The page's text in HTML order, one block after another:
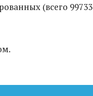
(всего 99733